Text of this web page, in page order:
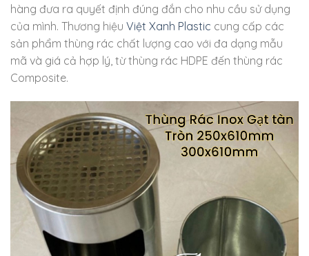
hàng đưa ra quyết định đúng đắn cho nhu cầu sử dụng
của mình. Thương hiệu Việt Xanh Plastic cung cấp các
sản phẩm thùng rác chất lượng cao với đa dạng mẫu
mã và giá cả hợp lý, từ thùng rác HDPE đến thùng rác
Composite.